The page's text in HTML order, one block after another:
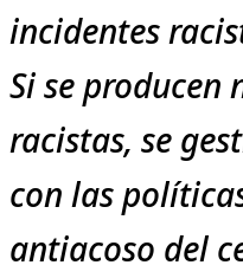
incidentes
Si se producen
racistas, se
con las
antiacoso del